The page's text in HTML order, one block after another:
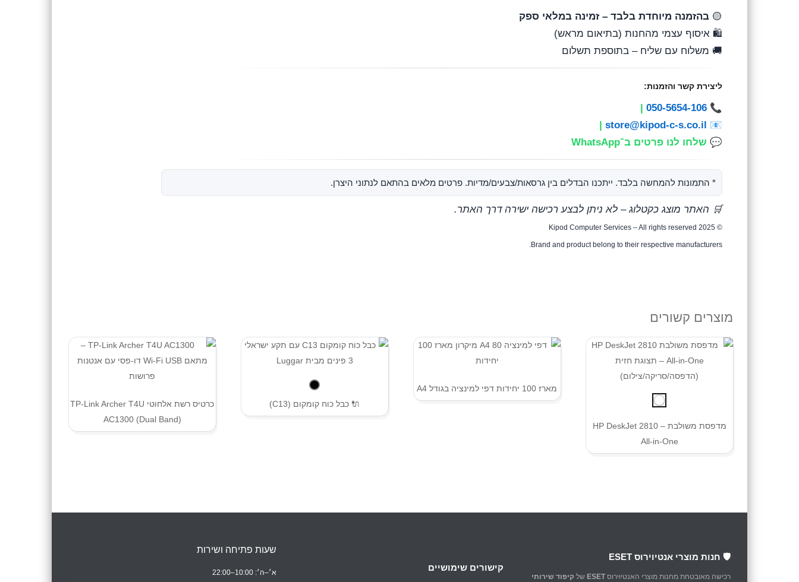
🟡 בהזמנה מיוחדת בלבד – זמינה במלאי ספק
🛍️ איסוף עצמי מהחנות (בתיאום מראש)
🚚 משלוח עם שליח – בתוספת תשלום
ליצירת קשר והזמנות:
📞
050-5654-106
|
📧
store@kipod-c-s.co.il
|
💬 שלחו לנו פרטים ב־WhatsApp
* התמונות להמחשה בלבד. ייתכנו הבדלים בין גרסאות/צבעים/מדיות. פרטים מלאים בהתאם לנתוני היצרן.
🛒 האתר מוצג כקטלוג – לא ניתן לבצע רכישה ישירה דרך האתר.
© Kipod Computer Services – All rights reserved 2025
Brand and product belong to their respective manufacturers.
מוצרים קשורים
מדפסת משולבת – HP DeskJet 2810
All-in-One
מארז 100 יחידות דפי למינציה בגודל A4
🔌 כבל כוח קומקום (C13)
כרטיס רשת אלחוטי TP-Link Archer T4U
AC1300 (Dual Band)
🛡️ חנות מוצרי אנטיוירוס ESET
רכישה מאובטחת מחנות מוצרי האנטיוירוס ESET של קיפוד שירותי
קישורים שימושיים
שעות פתיחה ושירות
א׳–ה׳: 10:00–22:00